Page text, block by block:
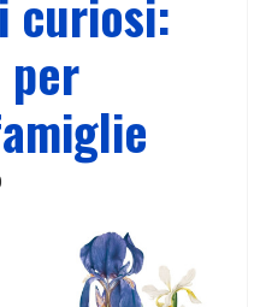
curiosi: